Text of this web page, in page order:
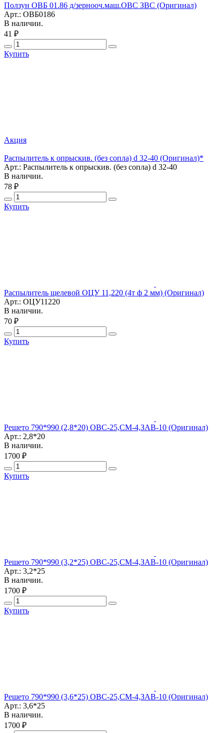
Ползун ОВБ 01.86 д/зернооч.маш.ОВС ЗВС (Оригинал)
Арт.: ОВБ0186
В наличии.
41 ₽
Купить
Акция
Распылитель к опрыскив. (без сопла) d 32-40 (Оригинал)*
Арт.: Распылитель к опрыскив. (без сопла) d 32-40
В наличии.
78 ₽
Купить
Распылитель щелевой ОЦУ 11,220 (4т ф 2 мм) (Оригинал)
Арт.: ОЦУ11220
В наличии.
70 ₽
Купить
Решето 790*990 (2,8*20) ОВС-25,СМ-4,ЗАВ-10 (Оригинал)
Арт.: 2,8*20
В наличии.
1700 ₽
Купить
Решето 790*990 (3,2*25) ОВС-25,СМ-4,ЗАВ-10 (Оригинал)
Арт.: 3,2*25
В наличии.
1700 ₽
Купить
Решето 790*990 (3,6*25) ОВС-25,СМ-4,ЗАВ-10 (Оригинал)
Арт.: 3,6*25
В наличии.
1700 ₽